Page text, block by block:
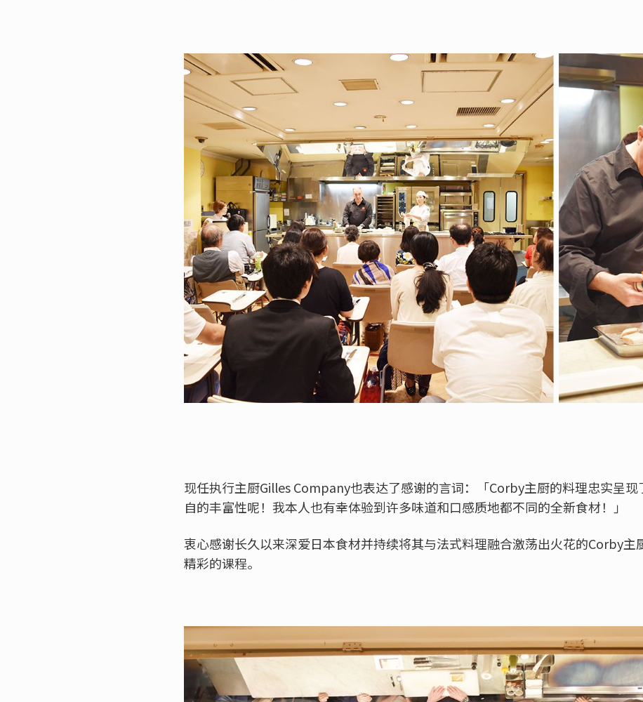
现任执行主厨Gilles Company也表达了感谢的言词：「Corby主厨的料理忠实呈
自的丰富性呢！我本人也有幸体验到许多味道和口感质地都不同的全新食材！」
衷心感谢长久以来深爱日本食材并持续将其与法式料理融合激荡出火花的Corby主
精彩的课程。